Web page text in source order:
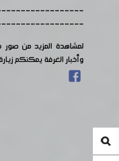
لمشاهدة المزيد من صور
وأخبار الغرفة يمكنكم